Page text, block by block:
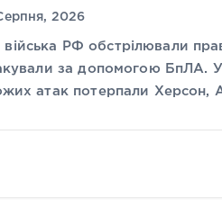
2026
РФ обстрілювали
за допомогою БпЛА. У
атак потерпали Херсон,